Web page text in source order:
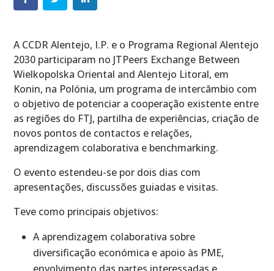
A CCDR Alentejo, I.P. e o Programa Regional Alentejo
2030 participaram no JTPeers Exchange Between
Wielkopolska Oriental and Alentejo Litoral, em
Konin, na Polónia, um programa de intercâmbio com
o objetivo de potenciar a cooperação existente entre
as regiões do FTJ, partilha de experiências, criação de
novos pontos de contactos e relações,
aprendizagem colaborativa e benchmarking.
O evento estendeu-se por dois dias com
apresentações, discussões guiadas e visitas.
Teve como principais objetivos:
A aprendizagem colaborativa sobre
diversificação económica e apoio às PME,